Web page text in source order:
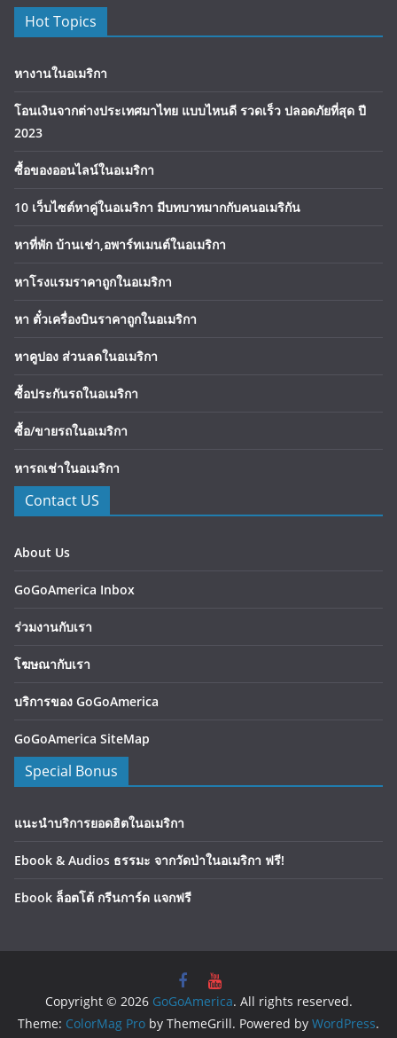
Hot Topics
หางานในอเมริกา
โอนเงินจากต่างประเทศมาไทย แบบไหนดี รวดเร็ว ปลอดภัยที่สุด ปี
2023
ซื้อของออนไลน์ในอเมริกา
10 เว็บไซต์หาคู่ในอเมริกา มีบทบาทมากกับคนอเมริกัน
หาที่พัก บ้านเช่า,อพาร์ทเมนต์ในอเมริกา
หาโรงแรมราคาถูกในอเมริกา
หา ตั๋วเครื่องบินราคาถูกในอเมริกา
หาคูปอง ส่วนลดในอเมริกา
ซื้อประกันรถในอเมริกา
ซื้อ/ขายรถในอเมริกา
หารถเช่าในอเมริกา
Contact US
About Us
GoGoAmerica Inbox
ร่วมงานกับเรา
โฆษณากับเรา
บริการของ GoGoAmerica
GoGoAmerica SiteMap
Special Bonus
แนะนำบริการยอดฮิตในอเมริกา
Ebook & Audios ธรรมะ จากวัดป่าในอเมริกา ฟรี!
Ebook ล็อตโต้ กรีนการ์ด แจกฟรี
Copyright © 2026 GoGoAmerica. All rights reserved.
Theme: ColorMag Pro by ThemeGrill. Powered by WordPress.